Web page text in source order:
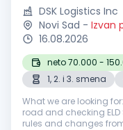
DSK Logistics Inc
Novi Sad - Izvan
16.08.2026
neto 70.000 -
1, 2. i 3. smena
What we are looking for: Controlling hours drivers spend on the
road and checking
rules and changes from